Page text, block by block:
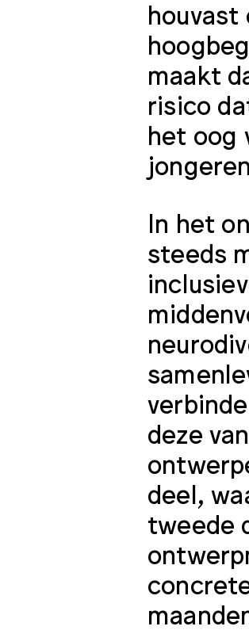
houvast
maakt
risico
het oog
In het
steeds
deze
deel,
tweede